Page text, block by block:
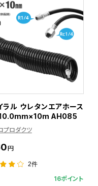
ラル ウレタンエアホース
AH085
プロダクツ
円
2件
16ポイント